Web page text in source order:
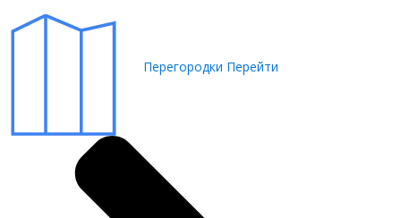
Перегородки Перейти